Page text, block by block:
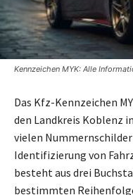
Kennzeichen MYK: Alle
Das Kfz-Kennzeichen
den Landkreis Koblenz
vielen
Identifizierung von
besteht aus drei
bestimmten